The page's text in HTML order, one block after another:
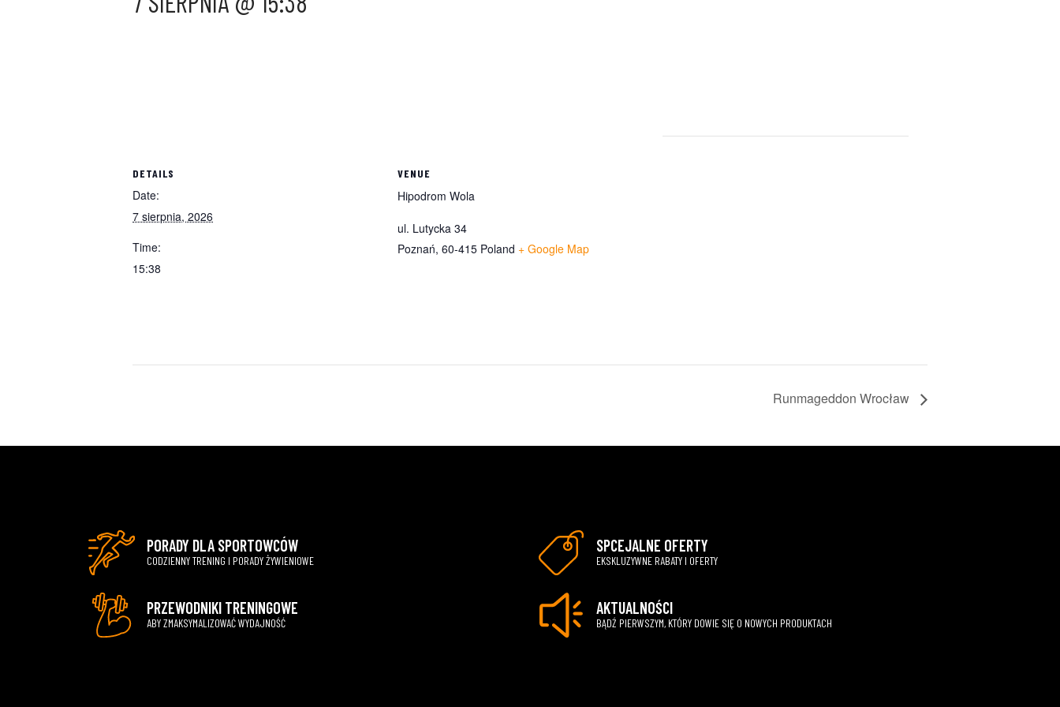
DETAILS
Date:
7 sierpnia, 2026
Time:
15:38
VENUE
Hipodrom Wola
ul. Lutycka 34
Poznań, 60-415 Poland + Google Map
Runmageddon Wrocław
PORADY DLA SPORTOWCÓW
CODZIENNY TRENING I PORADY ŻYWIENIOWE
PRZEWODNIKI TRENINGOWE
ABY ZMAKSYMALIZOWAĆ WYDAJNOŚĆ
SPCEJALNE OFERTY
EKSKLUZYWNE RABATY I OFERTY
AKTUALNOŚCI
BĄDŹ PIERWSZYM, KTÓRY DOWIE SIĘ O NOWYCH PRODUKTACH